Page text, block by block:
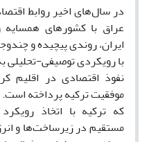
در سال‌های اخیر روابط
عراق با کشورهای همسایه
ایران، روندی پیچیده و
با رویکردی توصیفی-تحلیلی
نفوذ اقتصادی در اقلیم
موفقیت ترکیه پرداخته
که ترکیه با اتخاذ
مستقیم در زیرساخت‌ها و